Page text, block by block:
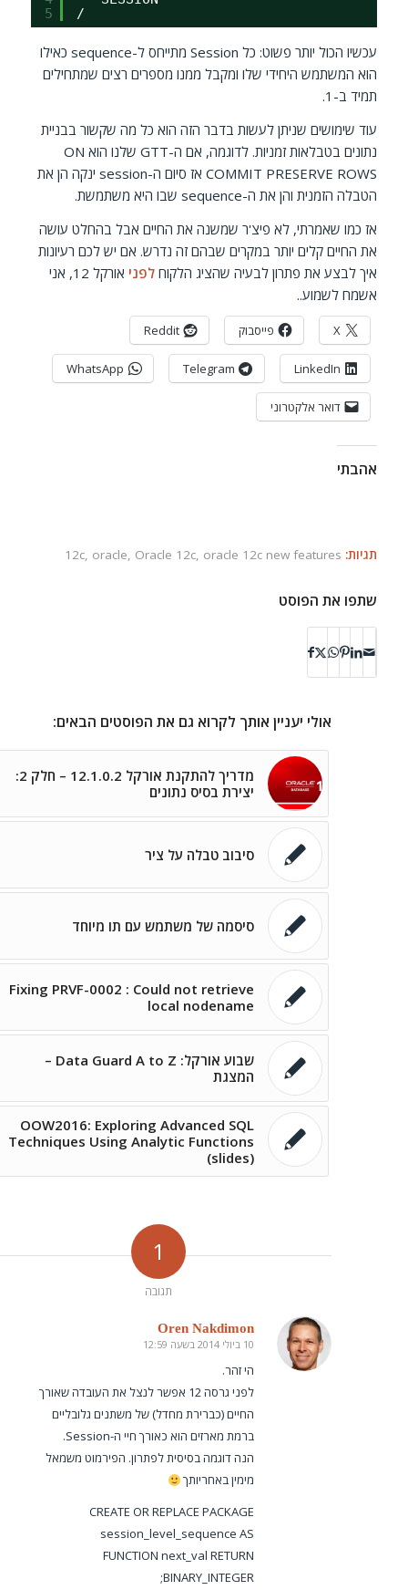
5
/
עכשיו הכול יותר פשוט: כל Session מתייחס ל-sequence כאילו
הוא המשתמש היחידי שלו ומקבל ממנו מספרים רצים שמתחילים
תמיד ב-1.
עוד שימושים שניתן לעשות בדבר הזה הוא כל מה שקשור בבניית
נתונים בטבלאות זמניות. לדוגמה, אם ה-GTT שלנו הוא ON
COMMIT PRESERVE ROWS אז סיום ה-session ינקה הן את
הטבלה הזמנית והן את ה-sequence שבו היא משתמשת.
אז כמו שאמרתי, לא פיצ'ר שמשנה את החיים אבל בהחלט עושה
את החיים קלים יותר במקרים שבהם זה נדרש. אם יש לכם רעיונות
איך לבצע את פתרון לבעיה שהציג הלקוח לפני
אורקל 12, אני
אשמח לשמוע..
X פייסבוק Reddit
LinkedIn
Telegram
WhatsApp
דואר אלקטרוני
אהבתי
תגיות: 12c, oracle, Oracle 12c, oracle 12c new features
שתפו את הפוסט
אולי יעניין אותך לקרוא גם את הפוסטים הבאים:
מדריך להתקנת אורקל 12.1.0.2 – חלק 2:
יצירת בסיס נתונים
סיבוב טבלה על ציר
סיסמה של משתמש עם תו מיוחד
Fixing PRVF-0002 : Could not retrieve
local nodename
שבוע אורקל: Data Guard A to Z –
המצגת
OOW2016: Exploring Advanced SQL
Techniques Using Analytic Functions
(slides)
1
תגובה
Oren Nakdimon
says:10 ביולי 2014 בשעה 12:59
הי זהר.
לפני גרסה 12 אפשר לנצל את העובדה שאורך
החיים (כברירת מחדל) של משתנים גלובליים
ברמת מארזים הוא כאורך חיי ה-Session.
הנה דוגמה בסיסית לפתרון. הפירמוט משמאל
מימין באחריותך
CREATE OR REPLACE PACKAGE
session_level_sequence AS
FUNCTION next_val RETURN
BINARY_INTEGER;